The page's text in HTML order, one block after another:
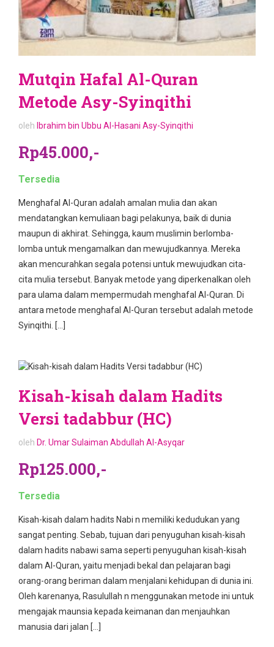
Mutqin Hafal Al-Quran
Metode Asy-Syinqithi
oleh Ibrahim bin Ubbu Al-Hasani Asy-Syinqithi
Rp45.000,-
Tersedia
Menghafal Al-Quran adalah amalan mulia dan akan
mendatangkan kemuliaan bagi pelakunya, baik di dunia
maupun di akhirat. Sehingga, kaum muslimin berlomba-
lomba untuk mengamalkan dan mewujudkannya. Mereka
akan mencurahkan segala potensi untuk mewujudkan cita-
cita mulia tersebut. Banyak metode yang diperkenalkan oleh
para ulama dalam mempermudah menghafal Al-Quran. Di
antara metode menghafal Al-Quran tersebut adalah metode
Syinqithi. […]
Kisah-kisah dalam Hadits
Versi tadabbur (HC)
oleh Dr. Umar Sulaiman Abdullah Al-Asyqar
Rp125.000,-
Tersedia
Kisah-kisah dalam hadits Nabi n memiliki kedudukan yang
sangat penting. Sebab, tujuan dari penyuguhan kisah-kisah
dalam hadits nabawi sama seperti penyuguhan kisah-kisah
dalam Al-Quran, yaitu menjadi bekal dan pelajaran bagi
orang-orang beriman dalam menjalani kehidupan di dunia ini.
Oleh karenanya, Rasulullah n menggunakan metode ini untuk
mengajak maunsia kepada keimanan dan menjauhkan
manusia dari jalan […]